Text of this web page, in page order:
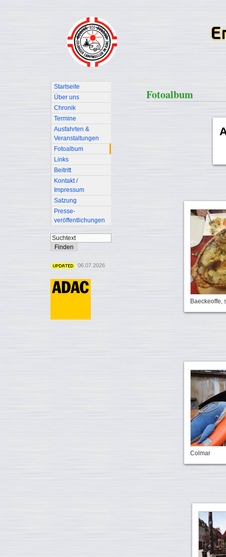
Fotoalbum
Baeckeoffe,
Colmar
Startseite
Über uns
Chronik
Termine
Ausfahrten &
Veranstaltungen
Fotoalbum
Links
Beitritt
Kontakt /
Impressum
Satzung
Presse-
veröffentlichungen
06.07.2026